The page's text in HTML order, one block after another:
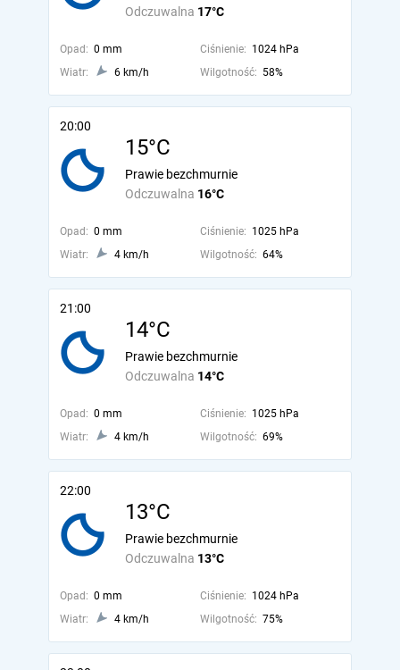
Odczuwalna 17°C
Opad: 0 mm Ciśnienie: 1024 hPa
Wiatr:
6 km/h Wilgotność: 58%
20:00
15°C
Odczuwalna 16°C
Prawie bezchmurnie
Opad: 0 mm Ciśnienie: 1025 hPa
Wiatr:
4 km/h Wilgotność: 64%
21:00
14°C
Odczuwalna 14°C
Prawie bezchmurnie
Opad: 0 mm Ciśnienie: 1025 hPa
Wiatr:
4 km/h Wilgotność: 69%
22:00
13°C
Odczuwalna 13°C
Prawie bezchmurnie
Opad: 0 mm Ciśnienie: 1024 hPa
Wiatr:
4 km/h Wilgotność: 75%